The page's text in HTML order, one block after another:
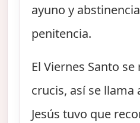
ayuno y
penitencia.
El Viernes Santo
crucis, así se llama
Jesús tuvo que